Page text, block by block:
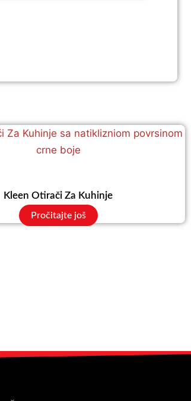
Kleen Otirači Za Kuhinje
Pročitajte još